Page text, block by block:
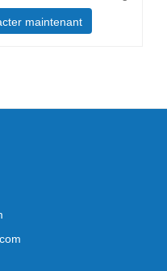
couche d’air ou de gaz
scellée entre les
maintenant